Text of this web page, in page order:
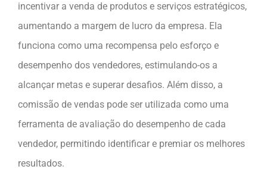
incentivar a venda de produtos e serviços estratégicos,
aumentando a margem de lucro da empresa. Ela
funciona como uma recompensa pelo esforço e
desempenho dos vendedores, estimulando-os a
alcançar metas e superar desafios. Além disso, a
comissão de vendas pode ser utilizada como uma
ferramenta de avaliação do desempenho de cada
vendedor, permitindo identificar e premiar os melhores
resultados.